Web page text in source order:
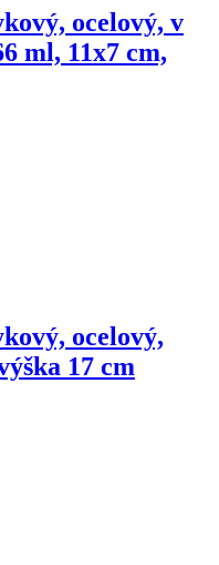
ocelový, v
ml, 11x7 cm,
ocelový,
17 cm